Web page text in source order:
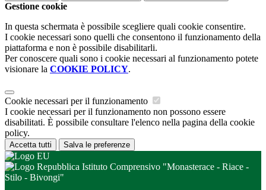
Gestione cookie
In questa schermata è possibile scegliere quali cookie consentire.
I cookie necessari sono quelli che consentono il funzionamento della
piattaforma e non è possibile disabilitarli.
Per conoscere quali sono i cookie necessari al funzionamento potete
visionare la COOKIE POLICY.
Cookie necessari per il funzionamento
I cookie necessari per il funzionamento non possono essere
disabilitati. È possibile consultare l'elenco nella pagina della cookie
policy.
Accetta tutti Salva le preferenze
Istituto Comprensivo "Monasterace - Riace -
Stilo - Bivongi"